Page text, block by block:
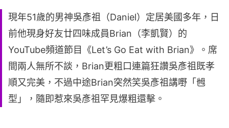
現年51歲的男神吳彥祖（Daniel）定居美國多年，日
前他現身好友廿四味成員Brian（李凱賢）的
YouTube頻道節目《Let’s Go Eat with Brian》。席
間兩人無所不談，Brian更粗口連篇狂讚吳彥祖既孝
順又完美，不過中途Brian突然笑吳彥祖講嘢「乸
型」，隨即惹來吳彥祖罕見爆粗還擊。